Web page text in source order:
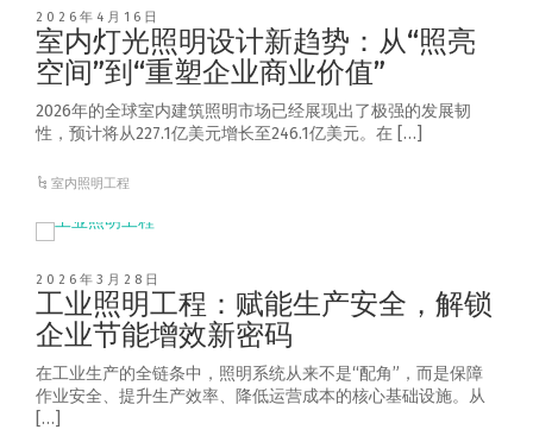
2026年4月16日
室内灯光照明设计新趋势：从“照亮
空间”到“重塑企业商业价值”
2026年的全球室内建筑照明市场已经展现出了极强的发展韧
性，预计将从227.1亿美元增长至246.1亿美元。在 […]
室内照明工程
2026年3月28日
工业照明工程：赋能生产安全，解锁
企业节能增效新密码
在工业生产的全链条中，照明系统从来不是“配角”，而是保障
作业安全、提升生产效率、降低运营成本的核心基础设施。从
[…]